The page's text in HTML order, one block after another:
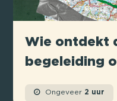
Wie ontdekt
begeleiding
Ongeveer 2 uur